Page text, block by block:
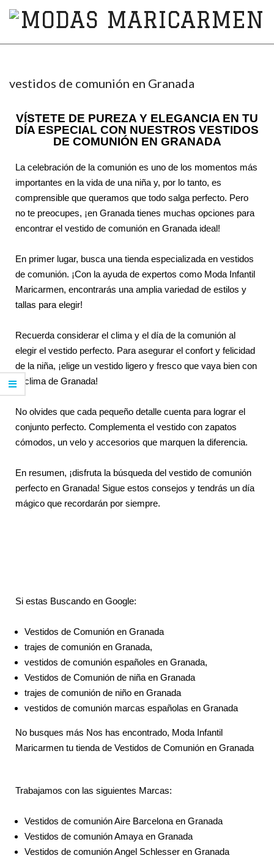
MODAS
vestidos de comunión en Granada
VÍSTETE DE PUREZA Y ELEGANCIA EN TU
DÍA ESPECIAL CON NUESTROS VESTIDOS
DE COMUNIÓN EN GRANADA
La celebración de la comunión es uno de los momentos más
importantes en la vida de una niña y, por lo tanto, es
comprensible que queramos que todo salga perfecto. Pero
no te preocupes, ¡en Granada tienes muchas opciones para
encontrar el vestido de comunión en Granada ideal!
En primer lugar, busca una tienda especializada en vestidos
de comunión. ¡Con la ayuda de expertos como Moda Infantil
Maricarmen, encontrarás una amplia variedad de estilos y
tallas para elegir!
Recuerda considerar el clima y el día de la comunión al
elegir el vestido perfecto. Para asegurar el confort y felicidad
de la niña, ¡elige un vestido ligero y fresco que vaya bien con
el clima de Granada!
No olvides que cada pequeño detalle cuenta para lograr el
conjunto perfecto. Complementa el vestido con zapatos
cómodos, un velo y accesorios que marquen la diferencia.
En resumen, ¡disfruta la búsqueda del vestido de comunión
perfecto en Granada! Sigue estos consejos y tendrás un día
mágico que recordarán por siempre.
Si estas Buscando en Google:
Vestidos de Comunión en Granada
trajes de comunión en Granada,
vestidos de comunión españoles en Granada,
Vestidos de Comunión de niña en Granada
trajes de comunión de niño en Granada
vestidos de comunión marcas españolas en Granada
No busques más Nos has encontrado, Moda Infantil
Maricarmen tu tienda de Vestidos de Comunión en Granada
Trabajamos con las siguientes Marcas:
Vestidos de comunión Aire Barcelona en Granada
Vestidos de comunión Amaya en Granada
Vestidos de comunión Angel Schlesser en Granada